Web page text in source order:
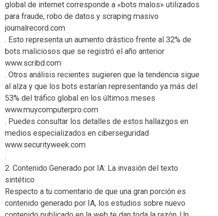
global de internet corresponde a «bots malos» utilizados
para fraude, robo de datos y scraping masivo
journalrecord.com
. Esto representa un aumento drástico frente al 32% de
bots maliciosos que se registró el año anterior
www.scribd.com
. Otros análisis recientes sugieren que la tendencia sigue
al alza y que los bots estarían representando ya más del
53% del tráfico global en los últimos meses
www.muycomputerpro.com
. Puedes consultar los detalles de estos hallazgos en
medios especializados en ciberseguridad
www.securityweek.com
.
2. Contenido Generado por IA: La invasión del texto
sintético
Respecto a tu comentario de que una gran porción es
contenido generado por IA, los estudios sobre nuevo